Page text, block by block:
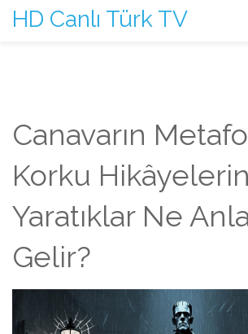
HD Canlı Türk TV
Canavarın
Korku
Yaratıklar Ne
Gelir?